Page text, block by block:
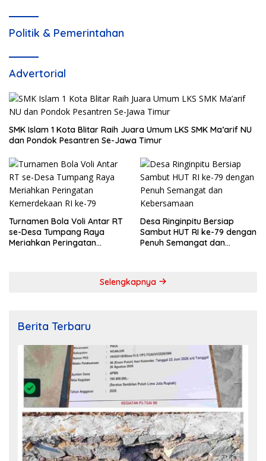
Politik & Pemerintahan
Advertorial
SMK Islam 1 Kota Blitar Raih Juara Umum LKS SMK Ma’arif NU
dan Pondok Pesantren Se-Jawa Timur
Turnamen Bola Voli Antar RT
se-Desa Tumpang Raya
Meriahkan Peringatan
Desa Ringinpitu Bersiap
Sambut HUT RI ke-79 dengan
Penuh Semangat dan
Selengkapnya
Berita Terbaru